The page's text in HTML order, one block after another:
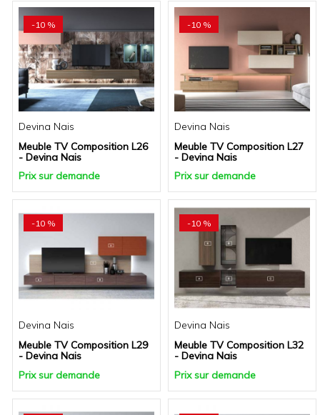
-10 %
Devina Nais
Meuble TV Composition L26
- Devina Nais
Prix sur demande
-10 %
Devina Nais
Meuble TV Composition L27
- Devina Nais
Prix sur demande
-10 %
Devina Nais
Meuble TV Composition L29
- Devina Nais
Prix sur demande
-10 %
Devina Nais
Meuble TV Composition L32
- Devina Nais
Prix sur demande